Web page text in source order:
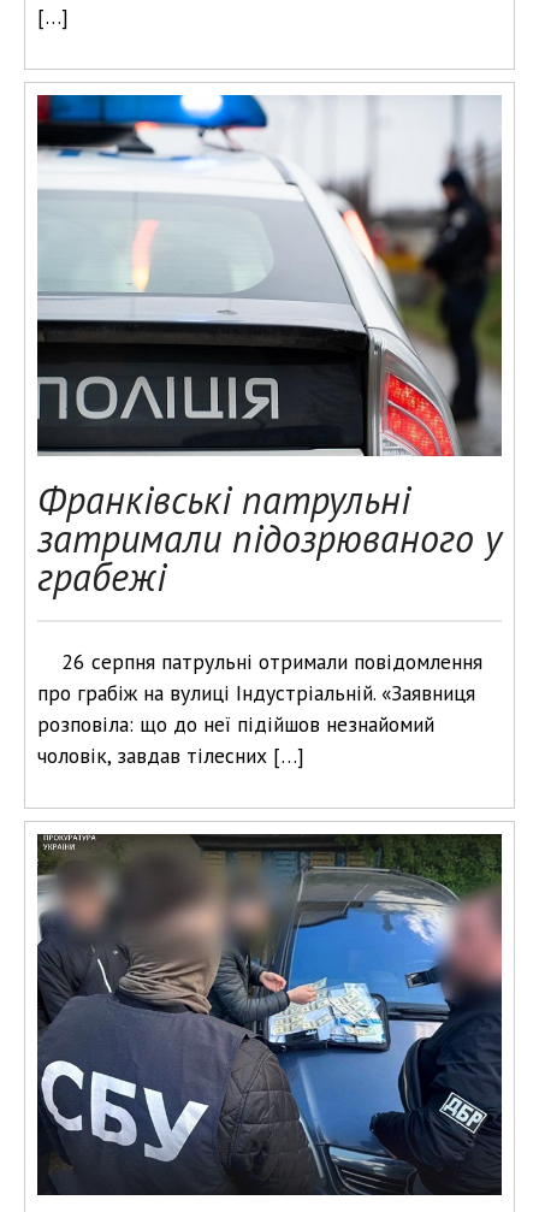
[…]
Франківські патрульні
затримали підозрюваного у
грабежі
26 серпня патрульні отримали повідомлення
про грабіж на вулиці Індустріальній. «Заявниця
розповіла: що до неї підійшов незнайомий
чоловік, завдав тілесних […]